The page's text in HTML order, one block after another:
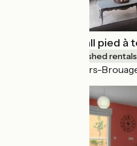
Furnished - Small pied
Lodgings and furnished rentals
Marennes-Hiers-